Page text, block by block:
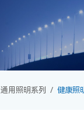
通用照明系列 健康照